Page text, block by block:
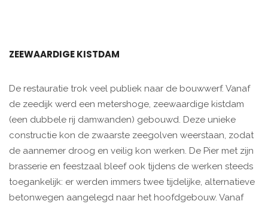
ZEEWAARDIGE KISTDAM
De restauratie trok veel publiek naar de bouwwerf. Vanaf
de zeedijk werd een metershoge, zeewaardige kistdam
(een dubbele rij damwanden) gebouwd. Deze unieke
constructie kon de zwaarste zeegolven weerstaan, zodat
de aannemer droog en veilig kon werken. De Pier met zijn
brasserie en feestzaal bleef ook tijdens de werken steeds
toegankelijk: er werden immers twee tijdelijke, alternatieve
betonwegen aangelegd naar het hoofdgebouw. Vanaf